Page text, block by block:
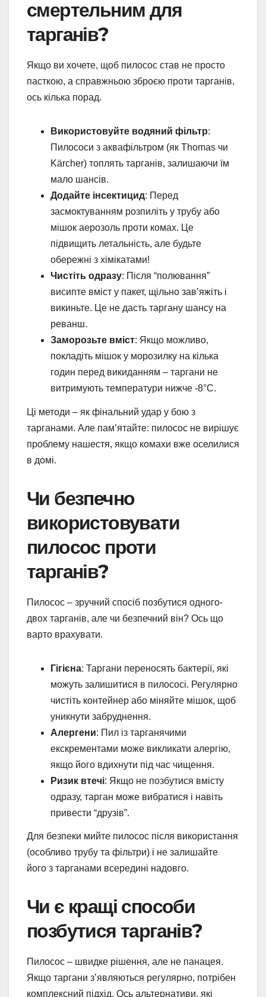
смертельним для
тарганів?
Якщо ви хочете, щоб пилосос став не просто
пасткою, а справжньою зброєю проти тарганів,
ось кілька порад.
Використовуйте водяний фільтр:
Пилососи з аквафільтром (як Thomas чи
Kärcher) топлять тарганів, залишаючи їм
мало шансів.
Додайте інсектицид: Перед
засмоктуванням розпиліть у трубу або
мішок аерозоль проти комах. Це
підвищить летальність, але будьте
обережні з хімікатами!
Чистіть одразу: Після “полювання”
висипте вміст у пакет, щільно зав’яжіть і
викиньте. Це не дасть таргану шансу на
реванш.
Заморозьте вміст: Якщо можливо,
покладіть мішок у морозилку на кілька
годин перед викиданням – таргани не
витримують температури нижче -8°C.
Ці методи – як фінальний удар у бою з
тарганами. Але пам’ятайте: пилосос не вирішує
проблему нашестя, якщо комахи вже оселилися
в домі.
Чи безпечно
використовувати
пилосос проти
тарганів?
Пилосос – зручний спосіб позбутися одного-
двох тарганів, але чи безпечний він? Ось що
варто врахувати.
Гігієна: Таргани переносять бактерії, які
можуть залишитися в пилососі. Регулярно
чистіть контейнер або міняйте мішок, щоб
уникнути забруднення.
Алергени: Пил із тарганячими
екскрементами може викликати алергію,
якщо його вдихнути під час чищення.
Ризик втечі: Якщо не позбутися вмісту
одразу, тарган може вибратися і навіть
привести “друзів”.
Для безпеки мийте пилосос після використання
(особливо трубу та фільтри) і не залишайте
його з тарганами всередині надовго.
Чи є кращі способи
позбутися тарганів?
Пилосос – швидке рішення, але не панацея.
Якщо таргани з’являються регулярно, потрібен
комплексний підхід. Ось альтернативи, які